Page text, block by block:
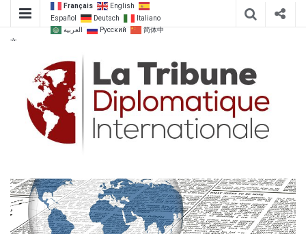
Français
English
Español
Deutsch
Italiano
العربية
Русский
简体中
文
La Tribune
Diplomatique